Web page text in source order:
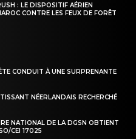
: LE DISPOSITIF AÉRIEN
CONTRE LES FEUX DE FORÊT
CONDUIT À UNE SURPRENANTE
NÉERLANDAIS RECHERCHÉ
NATIONAL DE LA DGSN OBTIENT
CEI 17025